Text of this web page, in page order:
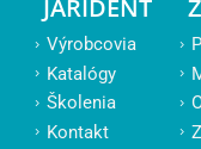
JARIDENT
Výrobcovia
Katalógy
Školenia
Kontakt